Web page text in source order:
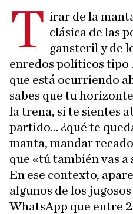
T irar de la
clásica de las
gansteril y de
enredos políticos tipo
que está ocurriendo
sabes que tu
la trena, si te sientes
partido… ¿qué te
manta, mandar
que «tú también vas a
En ese contexto,
algunos de los
WhatsApp que entre